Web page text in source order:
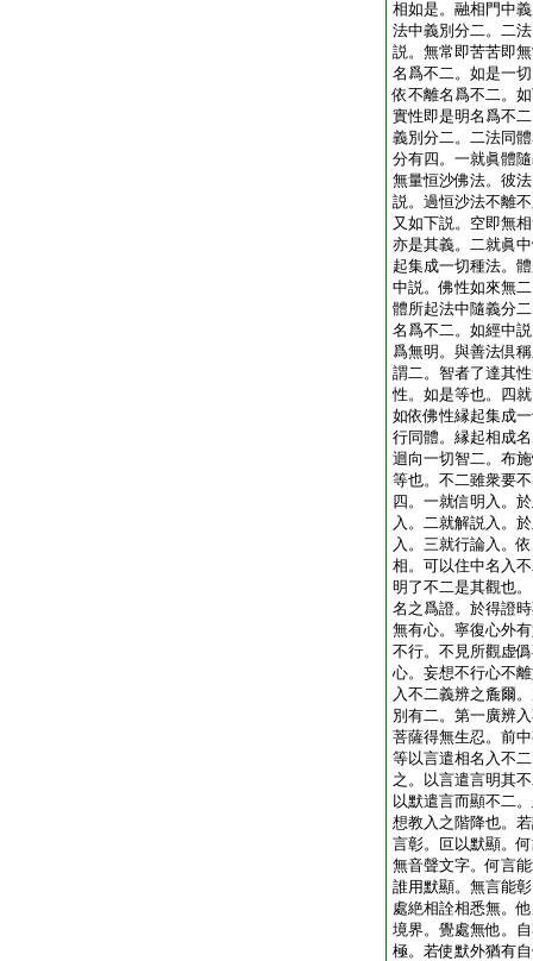
相如是。融相門中
法中義別分二。二
説。無常即苦苦即
名爲不二。如是一
依不離名爲不二。
實性即是明名爲不
義別分二。二法同
分有四。一就眞體
無量恒沙佛法。彼
説。過恒沙法不離
又如下説。空即無
亦是其義。二就眞
起集成一切種法。
中説。佛性如來無
體所起法中隨義分
名爲不二。如經中
爲無明。與善法倶
謂二。智者了達其
性。如是等也。四
如依佛性縁起集成
行同體。縁起相成
迴向一切智二。布
等也。不二雖衆要
四。一就信明入。
入。二就解説入。
入。三就行論入。
相。可以住中名入
明了不二是其觀也
名之爲證。於得證
無有心。寧復心外
不行。不見所觀虚
心。妄想不行心不
入不二義辨之麁爾
別有二。第一廣辨
菩薩得無生忍。前
等以言遣相名入不
之。以言遣言明其
以默遣言而顯不二
想教入之階降也。
言彰。叵以默顯。
無音聲文字。何言
誰用默顯。無言能
處絶相詮相悉無。
境界。覺處無他。
極。若使默外猶有